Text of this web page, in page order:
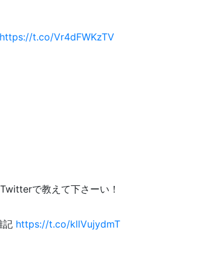
https://t.co/Vr4dFWKzTV
で教えて下さーい！
記 https://t.co/kllVujydmT